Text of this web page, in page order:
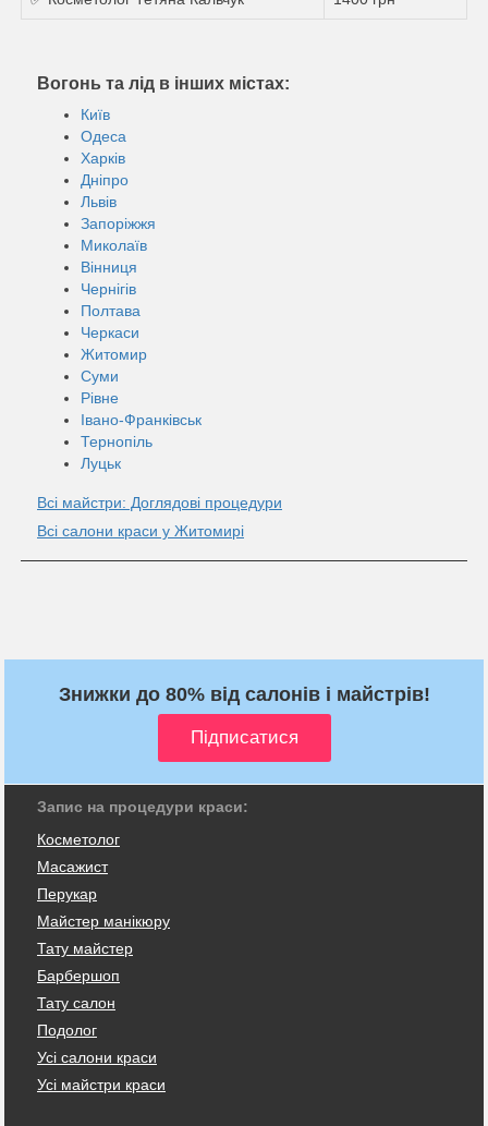
Вогонь та лід в інших містах:
Київ
Одеса
Харків
Дніпро
Львів
Запоріжжя
Миколаїв
Вінниця
Чернігів
Полтава
Черкаси
Житомир
Суми
Рівне
Івано-Франківськ
Тернопіль
Луцьк
Всі майстри: Доглядові процедури
Всі салони краси у Житомирі
Знижки до 80% від салонів і майстрів!
Запис на процедури краси:
Косметолог
Масажист
Перукар
Майстер манікюру
Тату майстер
Барбершоп
Тату салон
Подолог
Усі салони краси
Усі майстри краси